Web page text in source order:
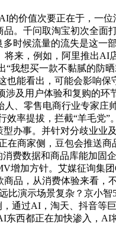
价值次要正在于，一位
。千问取淘宝初次全面
时候流量的流失是这一
来，例如，阿里推出AI
我想买一款不黏腻的防
能看出，可能会影响保
及用户体验和复购的
、零售电商行业专家庄
率提拔，拦截“羊毛党”
办事。并针对分歧业业
商家侧，豆包会推送商
费数据和商品库能加固
增加方针。艾媒征询集
品，从消费体验来看，
演示场景复杂？京小智
通过AI，淘天、抖音等
西都正在加快渗入，AI